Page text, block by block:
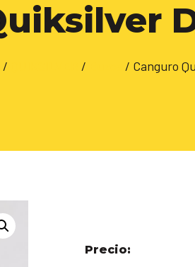
/ / / Canguro
Precio: